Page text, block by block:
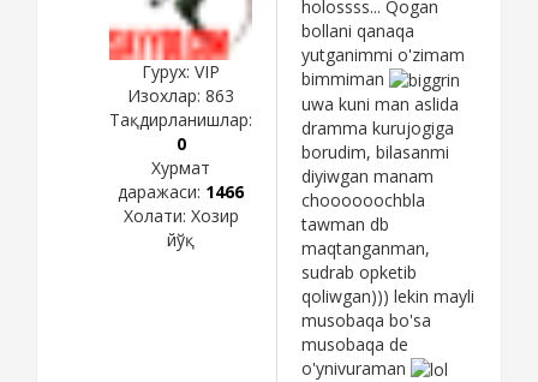
Гурух: VIP
Изохлар: 863
Тақдирланишлар:
0
Хурмат
даражаси: 1466
Холати: Хозир
йўқ
holossss... Qogan
bollani qanaqa
yutganimmi o'zimam
bimmiman
uwa kuni man aslida
dramma kurujogiga
borudim, bilasanmi
diyiwgan manam
choooooochbla
tawman db
maqtanganman,
sudrab opketib
qoliwgan))) lekin mayli
musobaqa bo'sa
musobaqa de
o'ynivuraman